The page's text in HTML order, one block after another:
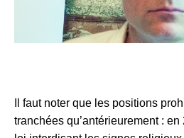
Il faut noter que les positions
tranchées qu’antérieurement :